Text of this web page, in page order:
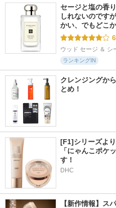
セージと塩の香
しれないのです
かい、でもどこ
6
ウッド セージ ＆ シ
ランキングIN
クレンジングか
とめ！
[F1]シリーズよ
「にゃんこポケ
す！
DHC
【新作情報】ス